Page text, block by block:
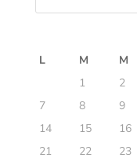
L M M
1
2
7
8 9
14
15 16
21
22 23